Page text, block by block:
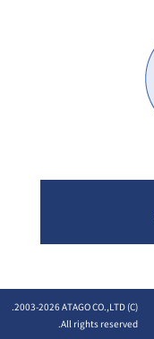
(C) 2003-
2026 ATAGO CO.,LTD.
All rights reserved.